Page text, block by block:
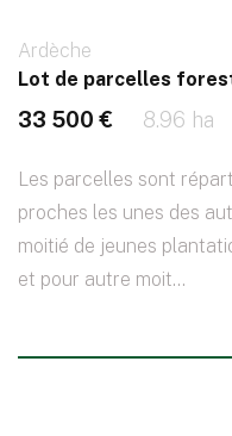
Ardèche
Lot de parcelles
33 500 € 8.96 ha
Les parcelles sont
proches les unes des
moitié de jeunes
et pour autre moit...